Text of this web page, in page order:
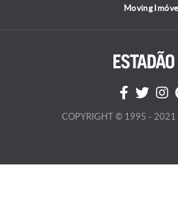
Moving
COPYRIGHT © 1995 - 2021